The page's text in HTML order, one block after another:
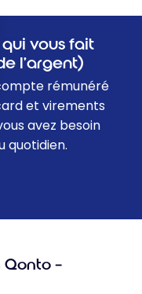
vous fait
l’argent)
rémunéré
et virements
avez besoin
quotidien.
–